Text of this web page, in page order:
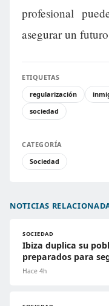
profesional
asegurar un
ETIQUETAS
regularización
sociedad
CATEGORÍA
Sociedad
NOTICIAS
SOCIEDAD
Ibiza duplica su
preparados para
Hace 4h